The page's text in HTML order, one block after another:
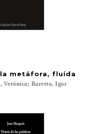
Prados, Nieves; Simic,
la metáfora, fluída
Verónica; Barreto, Igor